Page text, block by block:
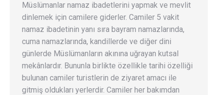
Müslümanlar namaz ibadetlerini yapmak ve mevlit
dinlemek için camilere giderler. Camiler 5 vakit
namaz ibadetinin yanı sıra bayram namazlarında,
cuma namazlarında, kandillerde ve diğer dini
günlerde Müslümanların akınına uğrayan kutsal
mekânlardır. Bununla birlikte özellikle tarihi özelliği
bulunan camiler turistlerin de ziyaret amacı ile
gitmiş oldukları yerlerdir. Camiler her bakımdan